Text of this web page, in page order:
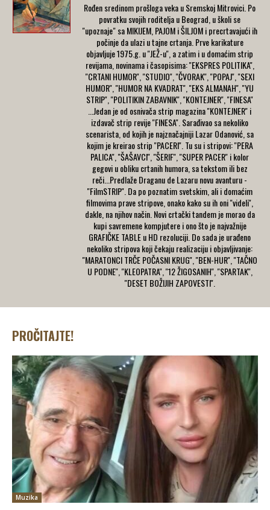
Rođen sredinom prošloga veka u Sremskoj Mitrovici. Po
povratku svojih roditelja u Beograd, u školi se
"upoznaje" sa MIKIJEM, PAJOM i ŠILJOM i precrtavajući ih
počinje da ulazi u tajne crtanja. Prve karikature
objavljuje 1975.g. u ''JEŽ-u'', a zatim i u domaćim strip
revijama, novinama i časopisima: ''EKSPRES POLITIKA'',
''CRTANI HUMOR'', ''STUDIO'', ''ČVORAK'', ''POPAJ'', ''SEXI
HUMOR'', ''HUMOR NA KVADRAT'', ''EKS ALMANAH'', ''YU
STRIP'', ''POLITIKIN ZABAVNIK'', ''KONTEJNER'', ''FINESA''
...Jedan je od osnivača strip magazina ''KONTEJNER'' i
izdavač strip revije ''FINESA''. Sarađivao sa nekoliko
scenarista, od kojih je najznačajniji Lazar Odanović, sa
kojim je kreirao strip ''PACERI''. Tu su i stripovi: ''PERA
PALICA'', ''ŠAŠAVCI'', ''ŠERIF'', ''SUPER PACER'' i kolor
gegovi u obliku crtanih humora, sa tekstom ili bez
reči...Predlaže Draganu de Lazaru novu avanturu -
''FilmSTRIP''. Da po poznatim svetskim, ali i domaćim
filmovima prave stripove, onako kako su ih oni ''videli'',
dakle, na njihov način. Novi crtački tandem je morao da
kupi savremene kompjutere i ono što je najvažnije
GRAFIČKE TABLE u HD rezoluciji. Do sada je urađeno
nekoliko stripova koji čekaju realizaciju i objavljivanje:
''MARATONCI TRČE POČASNI KRUG'', ''BEN-HUR'', ''TAČNO
U PODNE'', ''KLEOPATRA'', ''12 ŽIGOSANIH'', ''SPARTAK'',
''DESET BOŽIJIH ZAPOVESTI''.
PROČITAJTE!
Muzika